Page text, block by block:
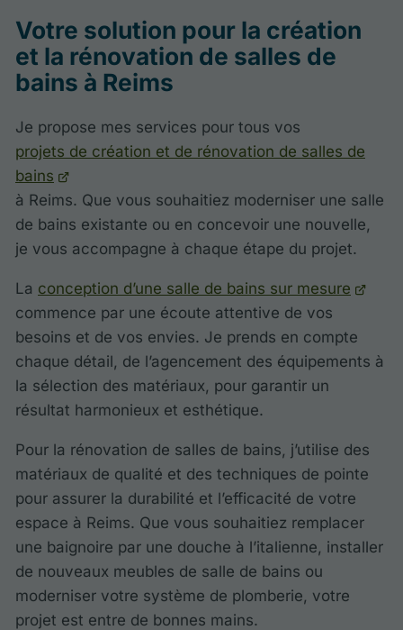
Votre solution pour la création
et la rénovation de salles de
bains à Reims
Je propose mes services pour tous vos
projets de création et de rénovation de salles de
bains
à Reims. Que vous souhaitiez moderniser une salle
de bains existante ou en concevoir une nouvelle,
je vous accompagne à chaque étape du projet.
La conception d’une salle de bains sur mesure
commence par une écoute attentive de vos
besoins et de vos envies. Je prends en compte
chaque détail, de l’agencement des équipements à
la sélection des matériaux, pour garantir un
résultat harmonieux et esthétique.
Pour la rénovation de salles de bains, j’utilise des
matériaux de qualité et des techniques de pointe
pour assurer la durabilité et l’efficacité de votre
espace à Reims. Que vous souhaitiez remplacer
une baignoire par une douche à l’italienne, installer
de nouveaux meubles de salle de bains ou
moderniser votre système de plomberie, votre
projet est entre de bonnes mains.